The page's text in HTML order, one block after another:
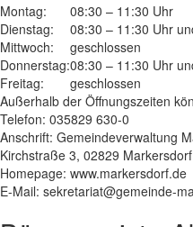
Montag:
08:30 – 11:30 Uhr
Dienstag:
08:30 – 11:30 Uhr
Mittwoch:
geschlossen
Donnerstag:08:30 – 11:30 Uhr
Freitag:
geschlossen
Außerhalb der Öffnungszeiten
Telefon: 035829 630-0
Anschrift: Gemeindeverwaltung
Kirchstraße 3, 02829 Markersdorf
Homepage: www.markersdorf.de
E-Mail: sekretariat@gemeinde-